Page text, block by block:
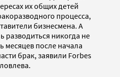
их общих детей
процесса,
бизнесмена. А
разводиться никогда не
месяцев после начала
брак, заявили Forbes